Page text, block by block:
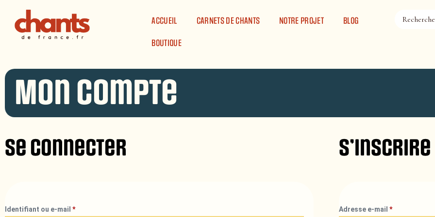
ACCUEIL
CARNETS DE CHANTS NOTRE PROJET BLOG
BOUTIQUE
Mon compte
Se connecter
Identifiant ou e-mail *
S’inscrire
Adresse e-mail*